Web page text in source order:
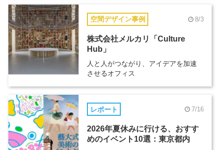
空間デザイン事例 8/3
株式会社メルカリ「Culture
Hub」
人と人がつながり、アイデアを加速
させるオフィス
レポート 7/16
2026年夏休みに行ける、おすす
めのイベント10選：東京都内